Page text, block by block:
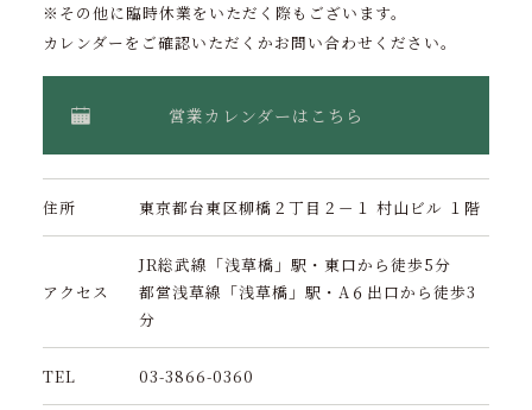
※その他に臨時休業をいただく際もございます。
カレンダーをご確認いただくかお問い合わせください。
営業カレンダーはこちら
住所 東京都台東区柳橋２丁目２－１ 村山ビル １階
アクセス
JR総武線「浅草橋」駅・東口から徒歩5分
都営浅草線「浅草橋」駅・A６出口から徒歩3
分
TEL 03-3866-0360